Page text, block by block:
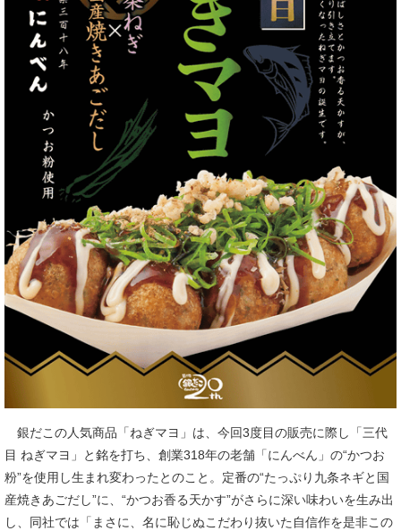
銀だこの人気商品「ねぎマヨ」は、今回3度目の販売に際し「三代
目 ねぎマヨ」と銘を打ち、創業318年の老舗「にんべん」の“かつお
粉”を使用し生まれ変わったとのこと。定番の“たっぷり九条ネギと国
産焼きあごだし”に、“かつお香る天かす”がさらに深い味わいを生み出
し、同社では「まさに、名に恥じぬこだわり抜いた自信作を是非この